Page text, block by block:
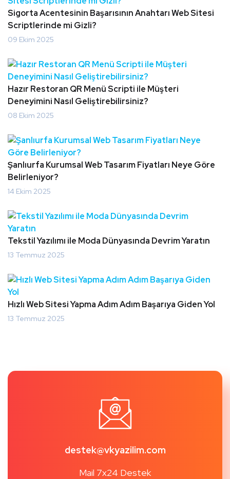
Sigorta Acentesinin Başarısının Anahtarı Web Sitesi
Scriptlerinde mi Gizli?
09 Ekim 2025
Hazır Restoran QR Menü Scripti ile Müşteri
Deneyimini Nasıl Geliştirebilirsiniz?
08 Ekim 2025
Şanlıurfa Kurumsal Web Tasarım Fiyatları Neye Göre
Belirleniyor?
14 Ekim 2025
Tekstil Yazılımı ile Moda Dünyasında Devrim Yaratın
13 Temmuz 2025
Hızlı Web Sitesi Yapma Adım Adım Başarıya Giden Yol
13 Temmuz 2025
destek@vkyazilim.com
Mail 7x24 Destek